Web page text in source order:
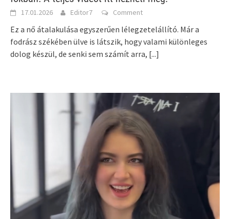
17.01.2026 Editor7 Comment
Ez a nő átalakulása egyszerűen lélegzetelállító. Már a
fodrász székében ülve is látszik, hogy valami különleges
dolog készül, de senki sem számít arra, [...]